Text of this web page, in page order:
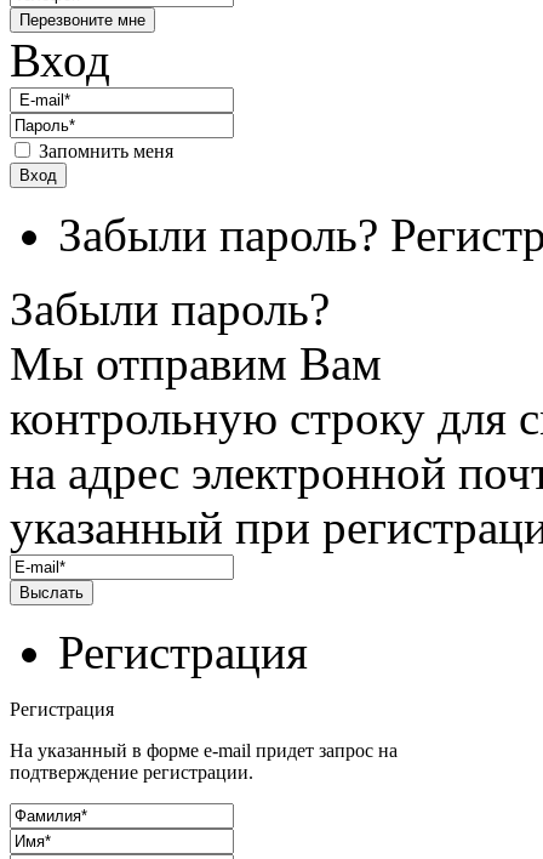
Перезвоните мне
Вход
Запомнить меня
Вход
Забыли пароль?
Забыли пароль?
Мы отправим Вам
контрольную строку для
на адрес электронной
указанный при
Регистрация
Регистрация
На указанный в форме e-mail придет запрос на
подтверждение регистрации.